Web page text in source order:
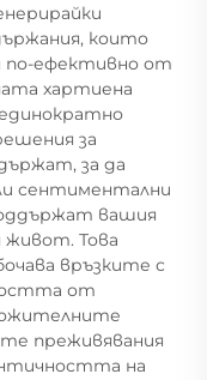
които
по-ефективно от
хартиена
за
за да
сентиментални
вашия
живот. Това
връзките с
от
преживявания
на